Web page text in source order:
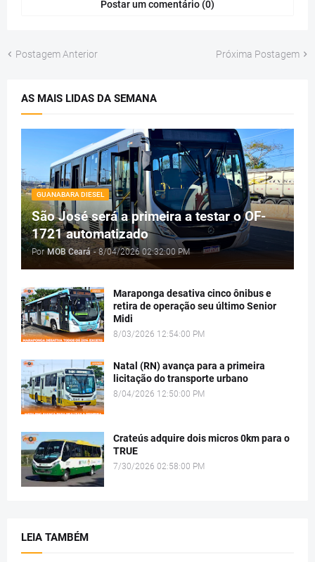
Postar um comentário (0)
Postagem Anterior Próxima Postagem
AS MAIS LIDAS DA SEMANA
GUANABARA DIESEL
São José será a primeira a testar o OF-
1721 automatizado
Por MOB Ceará - 8/04/2026 02:32:00 PM
Maraponga desativa cinco ônibus e
retira de operação seu último Senior
Midi
8/03/2026 12:54:00 PM
Natal (RN) avança para a primeira
licitação do transporte urbano
8/04/2026 12:50:00 PM
Crateús adquire dois micros 0km para o
TRUE
7/30/2026 02:58:00 PM
LEIA TAMBÉM